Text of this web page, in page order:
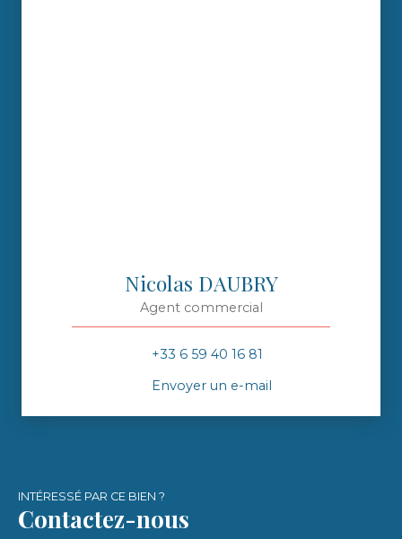
Nicolas DAUBRY
Agent commercial
+33 6 59 40 16 81
Envoyer un e-mail
INTÉRESSÉ PAR CE BIEN ?
Contactez-nous